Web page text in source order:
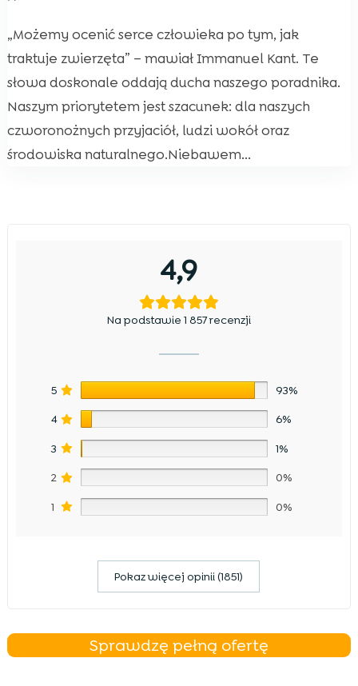
„Możemy ocenić serce człowieka po tym, jak
traktuje zwierzęta” – mawiał Immanuel Kant. Te
słowa doskonale oddają ducha naszego poradnika.
Naszym priorytetem jest szacunek: dla naszych
czworonożnych przyjaciół, ludzi wokół oraz
środowiska naturalnego.Niebawem...
4,9
Na podstawie 1 857 recenzji
5 93%
4 6%
3 1%
2 0%
1 0%
Pokaz więcej opinii (1851)
Sprawdzę pełną ofertę